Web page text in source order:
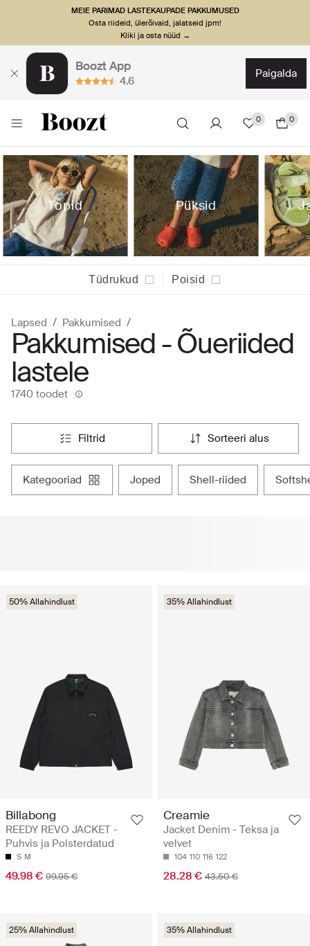
MEIE PARIMAD LASTEKAUPADE PAKKUMUSED
Osta riideid, ülerõivaid, jalatseid jpm!
Kliki ja osta nüüd →
Boozt App
4.6
paigalda
0 0
Topid Püksid
Tüdrukud Poisid
Lapsed Pakkumised
Pakkumised - Õueriided
lastele
1740 toodet
filtrid sorteeri alus
kategooriad joped shell-riided
50% Allahindlust
Billabong
REEDY REVO JACKET -
Puhvis ja Polsterdatud
S M
49.98 € 99.95 €
35% Allahindlust
Creamie
Jacket Denim - Teksa ja
velvet
104 110 116 122
28.28 € 43.50 €
25% Allahindlust 35% Allahindlust